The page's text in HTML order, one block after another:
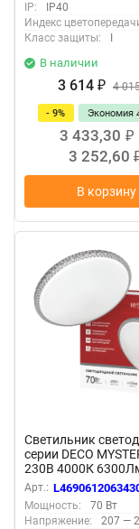
IP:
IP40
Индекс
Класс защиты:
В наличии
3 614 ₽ 4
- 9% Экономия
3 433,30 ₽
3 252,60
В корзину
Светильник
серии DECO
230В 4000К
495х70мм IN HOME
Арт.:
Мощность:
70 Вт
Напряжение:
207 —